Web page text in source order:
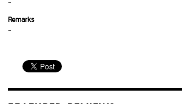
-
Remarks
-